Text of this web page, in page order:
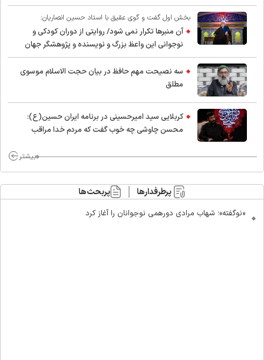
بخش اول گفت و گوی عقیق با استاد حسین انصاریان:
آن منبرها تکرار نمی شود/ روایتی از دوران کودکی و
نوجوانی این واعظ بزرگ و نویسنده و پژوهشگر جهان
اسلام
سه نصیحت مهم حافظ در بیان حجت الاسلام موسوی
مطلق
کربلایی سید امیر‌حسینی در برنامه ایران حسین(ع):
محسن چاوشی چه خوب گفت که مردم خدا مراقب
بیشتر
پرطرفدارها پربحث‌ها
«نوگفته»؛ شهاب مرادی دورهمی نوجوانان را آغاز کرد